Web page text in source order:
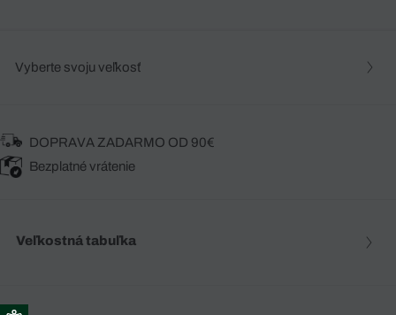
Vyberte svoju veľkosť
DOPRAVA ZADARMO OD 90€
Bezplatné vrátenie
Veľkostná tabuľka